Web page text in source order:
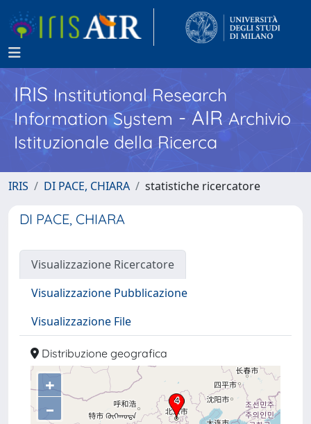
IRISInstitutional Research
Information System - AIR Archivio
Istituzionale della Ricerca
IRIS DI PACE, CHIARA statistiche ricercatore
DI PACE, CHIARA
Visualizzazione Ricercatore
Visualizzazione Pubblicazione
Visualizzazione File
Distribuzione geografica
+
–